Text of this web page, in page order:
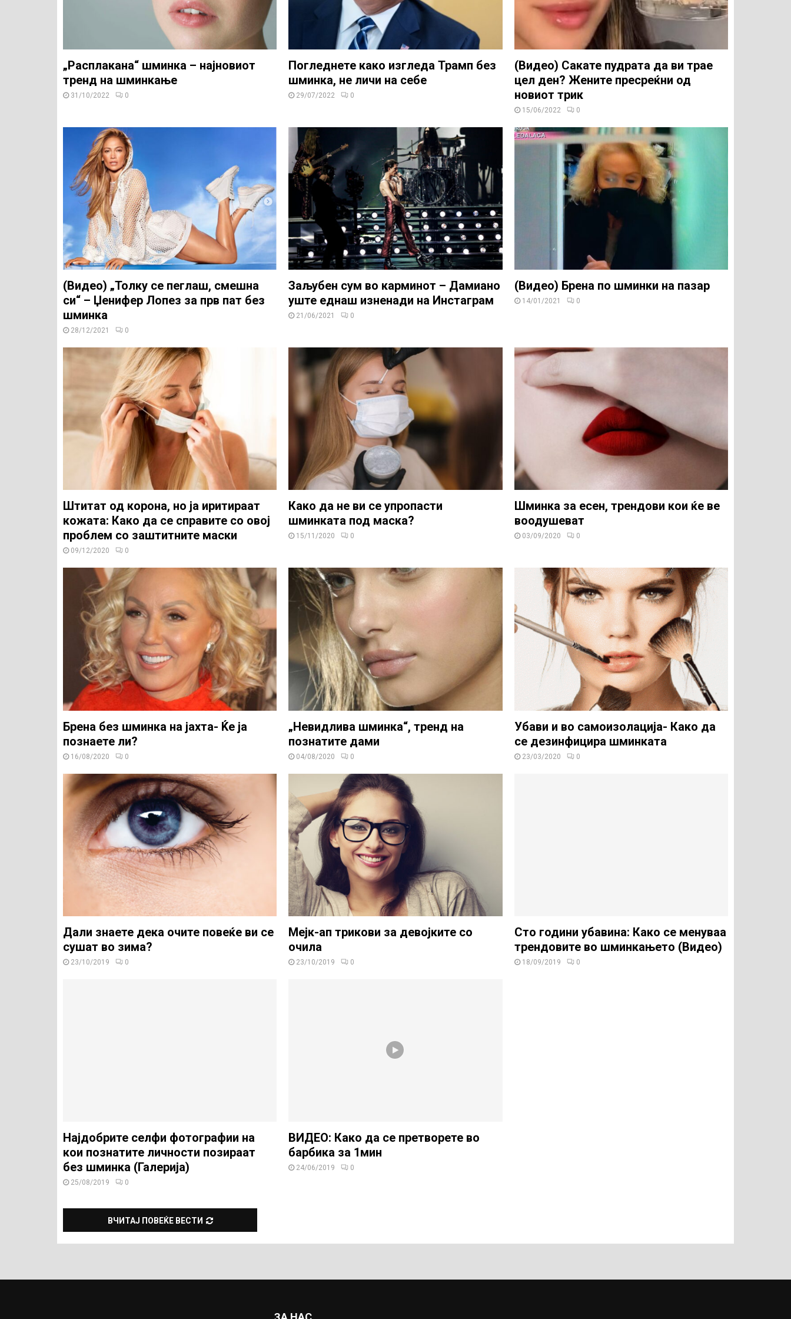
„Расплакана“ шминка – најновиот
тренд на шминкање
31/10/2022 0
Погледнете како изгледа Трамп без
шминка, не личи на себе
29/07/2022 0
(Видео) Сакате пудрата да ви трае
цел ден? Жените пресреќни од
новиот трик
15/06/2022 0
(Видео) „Толку се пеглаш, смешна
си“ – Џенифер Лопез за прв пат без
шминка
28/12/2021 0
Заљубен сум во карминот – Дамиано
уште еднаш изненади на Инстаграм
21/06/2021 0
(Видео) Брена по шминки на пазар
14/01/2021 0
Штитат од корона, но ја иритираат
кожата: Како да се справите со овој
проблем со заштитните маски
09/12/2020 0
Како да не ви се упропасти
шминката под маска?
15/11/2020 0
Шминка за есен, трендови кои ќе ве
воодушеват
03/09/2020 0
Брена без шминка на јахта- Ќе ја
познаете ли?
16/08/2020 0
„Невидлива шминка“, тренд на
познатите дами
04/08/2020 0
Убави и во самоизолација- Како да
се дезинфицира шминката
23/03/2020 0
Дали знаете дека очите повеќе ви се
сушат во зима?
23/10/2019 0
Мејк-ап трикови за девојките со
очила
23/10/2019 0
Сто години убавина: Како се менуваа
трендовите во шминкањето (Видео)
18/09/2019 0
Најдобрите селфи фотографии на
кои познатите личности позираат
без шминка (Галерија)
25/08/2019 0
ВИДЕО: Како да се претворете во
барбика за 1мин
24/06/2019 0
ВЧИТАЈ ПОВЕЌЕ ВЕСТИ